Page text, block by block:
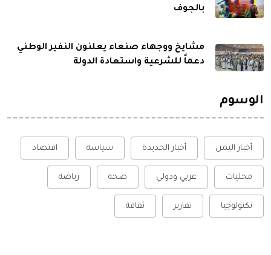
بالجوف
مشايخ ووجهاء صنعاء يعلنون النفير الوطني
دعماً للشرعية واستعادة الدولة
الوسوم
أخبار اليمن أخبار الحديدة سياسة اقتصاد
محليات عربي ودولي صحة رياضة
تكنولوجيا تقارير ثقافة